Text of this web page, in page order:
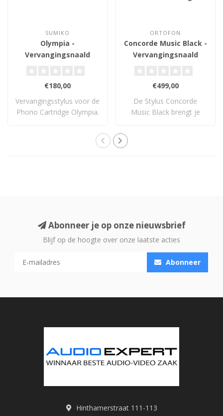
SUMIKO
Olympia -
Vervangingsnaald
€180,00
Vervangingsstylus voor de
Phono Cartridge Olympia.
ORTOFON
Concorde Music Black -
Vervangingsnaald
€499,00
De Stylus Concorde
Music Black brengt je
Abonneer je op onze nieuwsbrief
Blijf op de hoogte over onze laatste acties
Abonneer
Hinthamerstraat 111-113